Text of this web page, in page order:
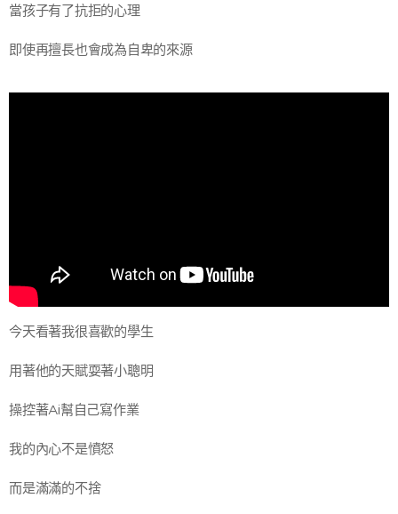
當孩子有了抗拒的心理
即使再擅長也會成為自卑的來源
今天看著我很喜歡的學生
用著他的天賦耍著小聰明
操控著Ai幫自己寫作業
我的內心不是憤怒
而是滿滿的不捨